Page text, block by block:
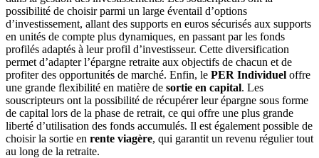
possibilité de choisir parmi un large éventail d’options
d’investissement, allant des supports en euros sécurisés aux supports
en unités de compte plus dynamiques, en passant par les fonds
profilés adaptés à leur profil d’investisseur. Cette diversification
permet d’adapter l’épargne retraite aux objectifs de chacun et de
profiter des opportunités de marché. Enfin, le PER Individuel offre
une grande flexibilité en matière de sortie en capital. Les
souscripteurs ont la possibilité de récupérer leur épargne sous forme
de capital lors de la phase de retrait, ce qui offre une plus grande
liberté d’utilisation des fonds accumulés. Il est également possible de
choisir la sortie en rente viagère, qui garantit un revenu régulier tout
au long de la retraite.